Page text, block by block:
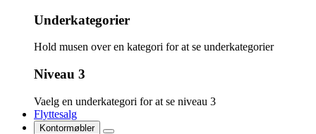
Underkategorier
Hold musen over en kategori for at se underkategorier
Niveau 3
Vaelg en underkategori for at se niveau 3
Flyttesalg
Kontormøbler